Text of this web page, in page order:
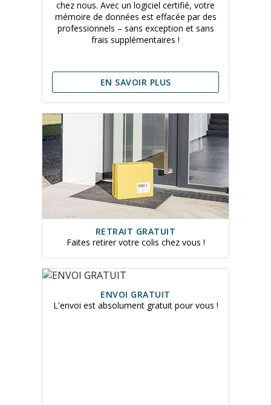
chez nous. Avec un logiciel certifié, votre
mémoire de données est effacée par des
professionnels – sans exception et sans
frais supplémentaires !
EN SAVOIR PLUS
RETRAIT GRATUIT
Faites retirer votre colis chez vous !
ENVOI GRATUIT
L'envoi est absolument gratuit pour vous !